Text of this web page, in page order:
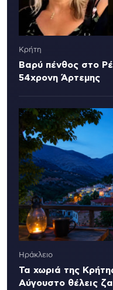
Κρήτη
Βαρύ πένθος στο
54χρονη Άρτεμης
Ηράκλειο
Τα χωριά της
Αύγουστο θέλεις